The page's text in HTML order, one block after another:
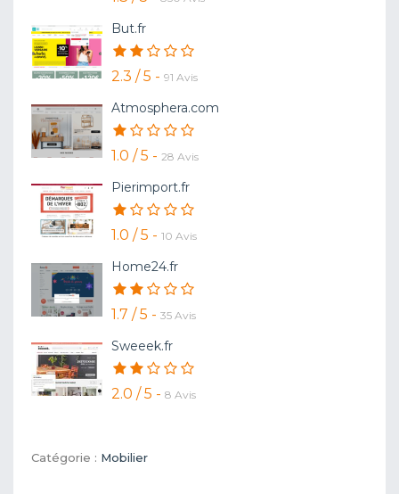
But.fr
2.3 / 5 - 91 Avis
Atmosphera.com
1.0 / 5 - 28 Avis
Pierimport.fr
1.0 / 5 - 10 Avis
Home24.fr
1.7 / 5 - 35 Avis
Sweeek.fr
2.0 / 5 - 8 Avis
Catégorie : Mobilier